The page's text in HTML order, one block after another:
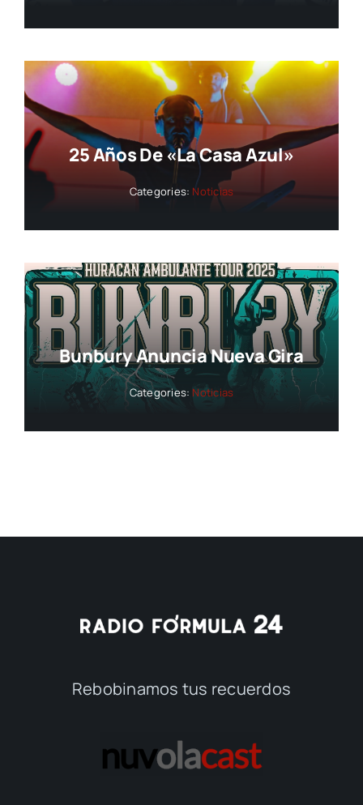
25 Años De «La Casa Azul»
Categories: Noticias
Bunbury Anuncia Nueva Gira
Categories: Noticias
Rebobinamos tus recuerdos